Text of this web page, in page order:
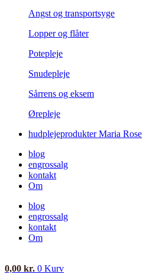
Angst og transportsyge
Lopper og flåter
Potepleje
Snudepleje
Sårrens og eksem
Ørepleje
hudplejeprodukter Maria Rose
blog
engrossalg
kontakt
Om
blog
engrossalg
kontakt
Om
0,00 kr. 0 Kurv